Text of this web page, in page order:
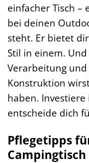
einfacher Tisch –
bei deinen
steht. Er bietet
Stil in einem.
Verarbeitung
Konstruktion
haben.
entscheide dich
Pflegetipps
Campingtisch